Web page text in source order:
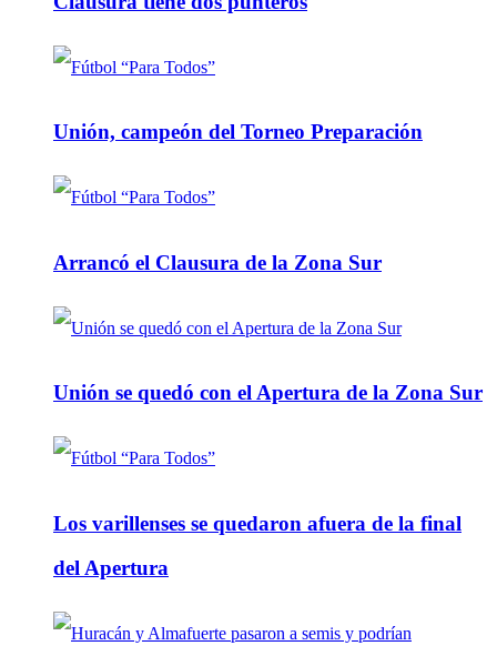
Unión, campeón del Torneo Preparación
Arrancó el Clausura de la Zona Sur
Unión se quedó con el Apertura de la Zona Sur
Los varillenses se quedaron afuera de la final
del Apertura